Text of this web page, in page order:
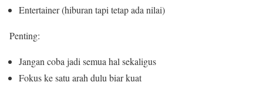
Entertainer (hiburan tapi tetap ada nilai)
Penting:
Jangan coba jadi semua hal sekaligus
Fokus ke satu arah dulu biar kuat